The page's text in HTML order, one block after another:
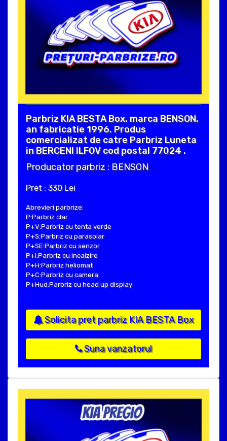
Parbriz KIA BESTA Box, marca BENSON,
an fabricatie 1996. Produs
comercializat de catre Parbriz Luneta
in BERCENI ILFOV cod postal 77024 .
Producator parbriz : BENSON
Pret : 330 Lei
Abrevieri parbrize:
P:Parbriz clar
P+V:Parbriz cu tenta verde
P+S:Parbriz cu parasolar
P+SE:Parbriz cu senzor
P+I:Parbriz cu incalzire
P+H:Parbriz heliomat
P+C:Parbriz cu camera
P+Hud:Parbriz cu head up display
Solicita pret parbriz KIA BESTA Box
Suna vanzatorul